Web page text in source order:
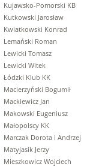
Kujawsko-Pomorski KB
Kutkowski Jarosław
Kwiatkowski Konrad
Lemański Roman
Lewicki Tomasz
Lewicki Witek
Łódzki Klub KK
Macierzyński Bogumił
Mackiewicz Jan
Makowski Eugeniusz
Małopolscy KK
Marczak Dorota i Andrzej
Matyjasik Jerzy
Mieszkowicz Wojciech